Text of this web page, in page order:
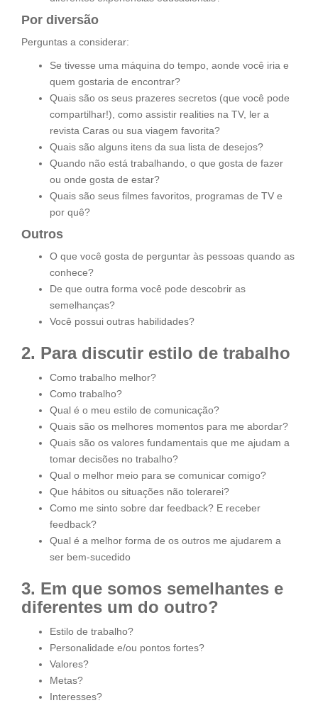
Por diversão
Perguntas a considerar:
Se tivesse uma máquina do tempo, aonde você iria e
quem gostaria de encontrar?
Quais são os seus prazeres secretos (que você pode
compartilhar!), como assistir realities na TV, ler a
revista Caras ou sua viagem favorita?
Quais são alguns itens da sua lista de desejos?
Quando não está trabalhando, o que gosta de fazer
ou onde gosta de estar?
Quais são seus filmes favoritos, programas de TV e
por quê?
Outros
O que você gosta de perguntar às pessoas quando as
conhece?
De que outra forma você pode descobrir as
semelhanças?
Você possui outras habilidades?
2. Para discutir estilo de trabalho
Como trabalho melhor?
Como trabalho?
Qual é o meu estilo de comunicação?
Quais são os melhores momentos para me abordar?
Quais são os valores fundamentais que me ajudam a
tomar decisões no trabalho?
Qual o melhor meio para se comunicar comigo?
Que hábitos ou situações não tolerarei?
Como me sinto sobre dar feedback? E receber
feedback?
Qual é a melhor forma de os outros me ajudarem a
ser bem-sucedido
3. Em que somos semelhantes e
diferentes um do outro?
Estilo de trabalho?
Personalidade e/ou pontos fortes?
Valores?
Metas?
Interesses?